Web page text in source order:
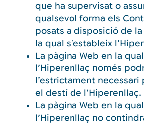
que ha supervisat o
qualsevol forma els
posats a disposició de
la qual s’estableix
La pàgina Web en la
l’Hiperenllaç només
l’estrictament
el destí de l’Hiperenllaç.
La pàgina Web en la
l’Hiperenllaç no